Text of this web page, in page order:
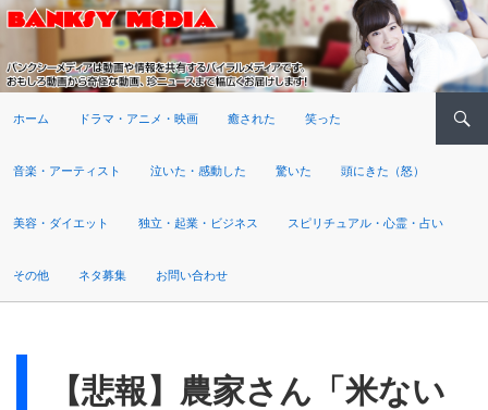
ホーム ドラマ・アニメ・映画 癒された 笑った
音楽・アーティスト 泣いた・感動した 驚いた 頭にきた（怒）
美容・ダイエット 独立・起業・ビジネス スピリチュアル・心霊・占い
その他 ネタ募集 お問い合わせ
【悲報】農家さん「米ない